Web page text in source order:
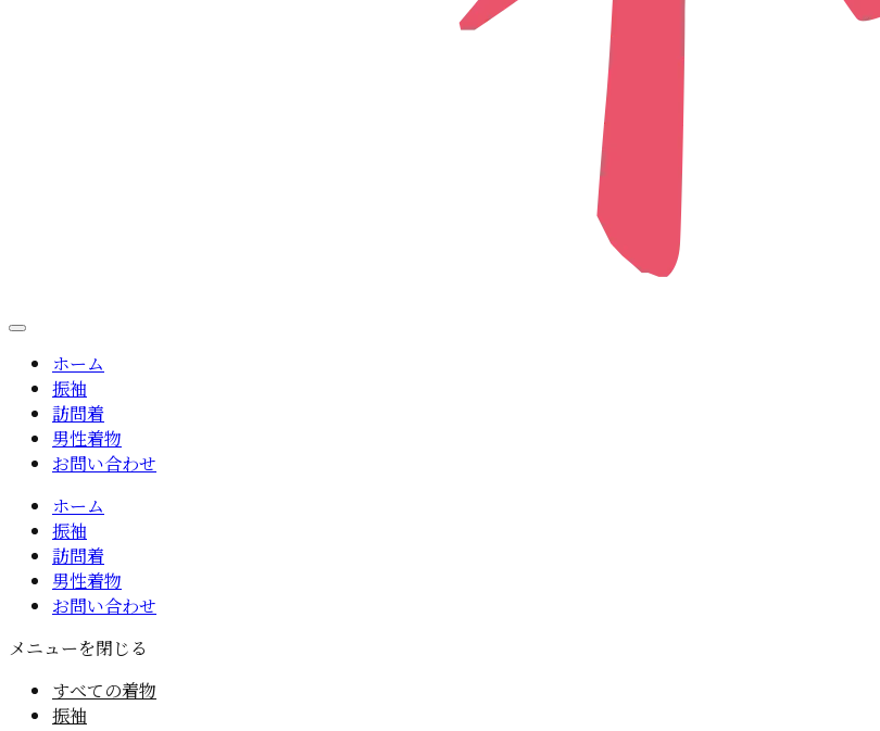
ホーム
振袖
訪問着
男性着物
お問い合わせ
ホーム
振袖
訪問着
男性着物
お問い合わせ
メニューを閉じる
すべての着物
振袖